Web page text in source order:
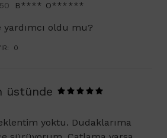
B**** O******
oldu mu?
0
üstünde
yoktu. Dudaklarıma